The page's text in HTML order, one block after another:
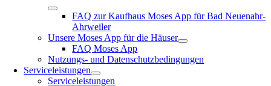
FAQ zur Kaufhaus Moses App für Bad Neuenahr-
Ahrweiler
Unsere Moses App für die Häuser
FAQ Moses App
Nutzungs- und Datenschutzbedingungen
Serviceleistungen
Serviceleistungen